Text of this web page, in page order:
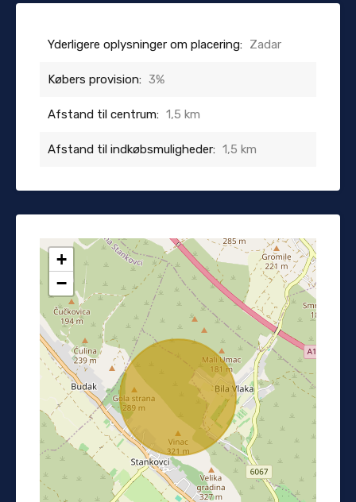
Yderligere oplysninger om placering: Zadar
Købers provision: 3%
Afstand til centrum: 1,5 km
Afstand til indkøbsmuligheder: 1,5 km
+
−